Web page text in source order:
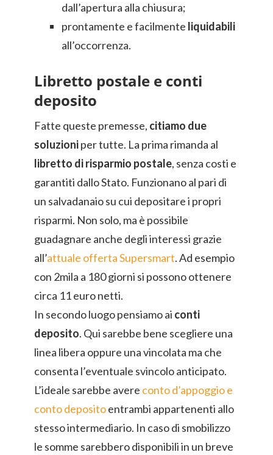
dall’apertura alla chiusura;
prontamente e facilmente liquidabili
all’occorrenza.
Libretto postale e conti
deposito
Fatte queste premesse, citiamo due
soluzioniper tutte. La prima rimanda al
libretto di risparmio postale, senza costi e
garantiti dallo Stato. Funzionano al pari di
un salvadanaio su cui depositare i propri
risparmi. Non solo, ma è possibile
guadagnare anche degli interessi grazie
all’attuale offerta Supersmart. Ad esempio
con 2mila a 180 giorni si possono ottenere
circa 11 euro netti.
In secondo luogo pensiamo ai conti
deposito. Qui sarebbe bene scegliere una
linea libera oppure una vincolata ma che
consenta l’eventuale svincolo anticipato.
L’ideale sarebbe avere conto d’appoggio e
conto depositoentrambi appartenenti allo
stesso intermediario. In caso di smobilizzo
le somme sarebbero disponibili in un breve